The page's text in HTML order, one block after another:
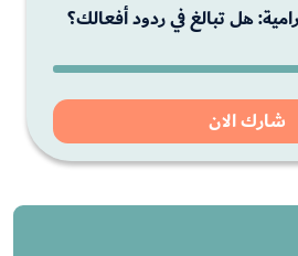
هل تبالغ في ردود أفعالك؟
شارك الان